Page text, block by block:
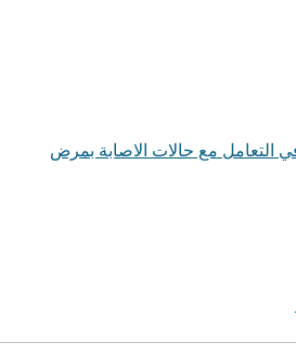
التعامل مع حالات الاصابة بمرض